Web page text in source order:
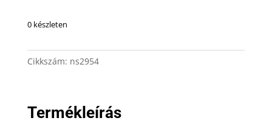
0 készleten
Cikkszám: ns2954
Termékleírás